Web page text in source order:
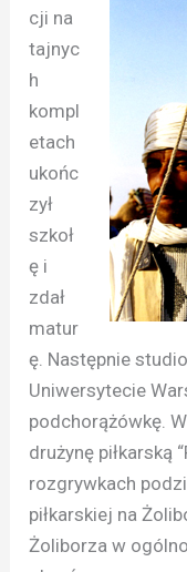
cji na
tajnyc
h
kompl
etach
ukońc
zył
szkoł
ę i
zdał
matur
ę. Następnie
Uniwersytecie
podchorążówkę.
drużynę piłkarską
rozgrywkach
piłkarskiej na
Żoliborza w